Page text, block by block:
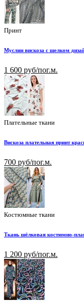
Принт
Муслин вискоза с шелком
1 600 руб/пог.м.
Плательные ткани
Вискоза плательная принт
700 руб/пог.м.
Костюмные ткани
Ткань шёлковая костюмно-
1 200 руб/пог.м.